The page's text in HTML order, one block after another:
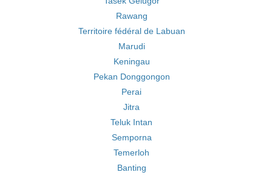
Rawang
Territoire fédéral de Labuan
Marudi
Keningau
Pekan Donggongon
Perai
Jitra
Teluk Intan
Semporna
Temerloh
Banting